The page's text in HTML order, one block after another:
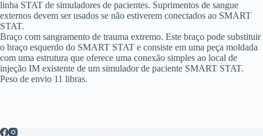
linha STAT de simuladores de pacientes. Suprimentos de sangue
externos devem ser usados ​​se não estiverem conectados ao SMART
STAT.
Braço com sangramento de trauma extremo. Este braço pode substituir
o braço esquerdo do SMART STAT e consiste em uma peça moldada
com uma estrutura que oferece uma conexão simples ao local de
injeção IM existente de um simulador de paciente SMART STAT.
Peso de envio 11 libras.